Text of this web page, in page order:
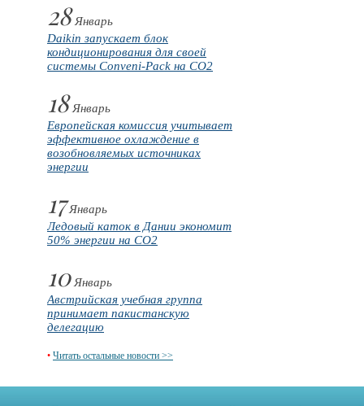
28Январь
Daikin запускает блок
кондиционирования для своей
системы Conveni-Pack на CO2
18Январь
Европейская комиссия учитывает
эффективное охлаждение в
возобновляемых источниках
энергии
17Январь
Ледовый каток в Дании экономит
50% энергии на CO2
10Январь
Австрийская учебная группа
принимает пакистанскую
делегацию
• Читать остальные новости >>